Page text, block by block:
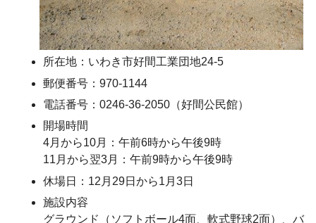
所在地：いわき市好間工業団地24-5
郵便番号：970-1144
電話番号：0246-36-2050（好間公民館）
開場時間
4月から10月：午前6時から午後9時
11月から翌3月：午前9時から午後9時
休場日：12月29日から1月3日
施設内容
グラウンド（ソフトボール4面、軟式野球2面）、バ